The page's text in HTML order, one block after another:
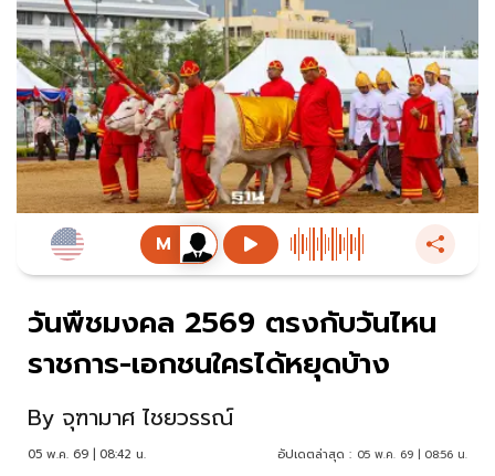
วันพืชมงคล 2569 ตรงกับวันไหน
ราชการ-เอกชนใครได้หยุดบ้าง
By จุฑามาศ ไชยวรรณ์
05 พ.ค. 69 | 08:42 น. อัปเดตล่าสุด : 05 พ.ค. 69 | 08:56 น.